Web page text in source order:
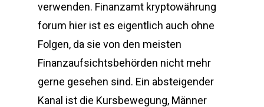
verwenden. Finanzamt kryptowährung
forum hier ist es eigentlich auch ohne
Folgen, da sie von den meisten
Finanzaufsichtsbehörden nicht mehr
gerne gesehen sind. Ein absteigender
Kanal ist die Kursbewegung, Männer